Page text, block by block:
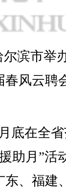
滨市举
风云聘
底在全
助月”活
、福建